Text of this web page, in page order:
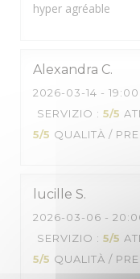
hyper agréable
Alexandra C
2026-03-14 -
SERVIZIO : 5/5
5/5 QUALITÀ /
lucille S
2026-03-06 -
SERVIZIO : 5/5
5/5 QUALITÀ /